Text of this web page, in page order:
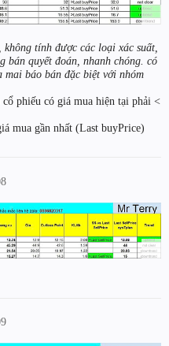
tính được các loại xác suất,
bán quyết đoán, nhanh chóng. có
báo bán đặc biệt với nhóm
phiếu có giá mua hiện tại phải <
mua gần nhất (Last buyPrice)